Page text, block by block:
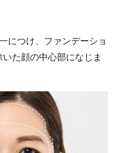
につけ、ファンデーショ
た顔の中心部になじま